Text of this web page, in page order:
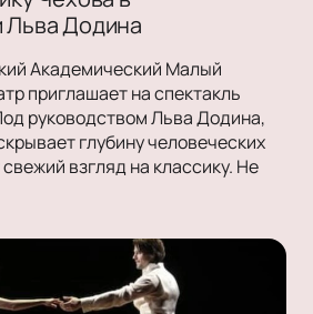
Льва Додина
Академический Малый
приглашает на спектакль
руководством Льва Додина,
глубину человеческих
взгляд на классику. Не